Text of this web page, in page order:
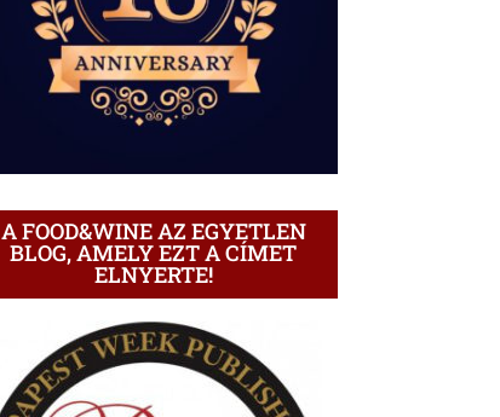
A FOOD&WINE AZ EGYETLEN
BLOG, AMELY EZT A CÍMET
ELNYERTE!